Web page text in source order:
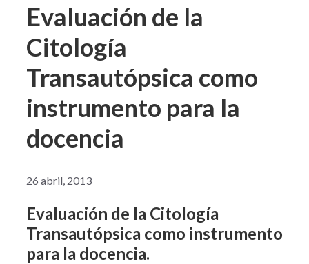
Evaluación de la
Citología
Transautópsica como
instrumento para la
docencia
26 abril, 2013
Evaluación de la Citología
Transautópsica como instrumento
para la docencia.